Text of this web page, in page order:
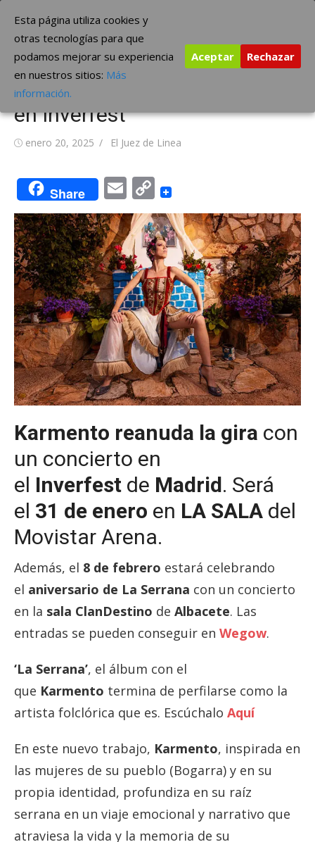
contenido
The Borderline Music
Karmento reanuda la gira de
‘La Serrana’ con un concierto
en Inverfest
Publicada
enero 20, 2025 Autor
El Juez de Linea
Share EmailCopy
Link
Karmento reanuda la gira con
un concierto en
el Inverfest de Madrid. Será
el 31 de enero en LA SALA del
Movistar Arena.
Además, el 8 de febrero estará celebrando
el aniversario de La Serrana con un concierto
en la sala ClanDestino de Albacete. Las
entradas se pueden conseguir en Wegow.
‘La Serrana’, el álbum con el
que Karmento termina de perfilarse como la
artista folclórica que es. Escúchalo Aquí
En este nuevo trabajo, Karmento, inspirada en
las mujeres de su pueblo (Bogarra) y en su
propia identidad, profundiza en su raíz
serrana en un viaje emocional y narrativo que
atraviesa la vida y la memoria de su
Esta página utiliza cookies y
otras tecnologías para que
podamos mejorar su experiencia
en nuestros sitios: Más
información.
Aceptar Rechazar